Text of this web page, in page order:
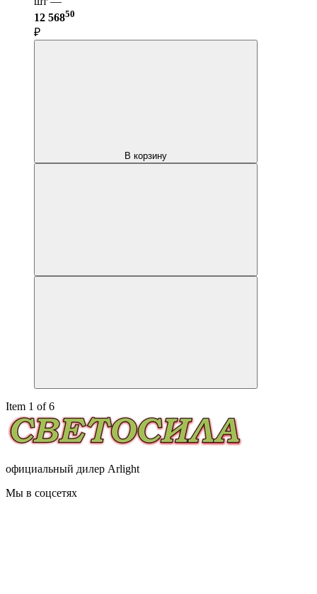
12 56850
₽
В корзину
Item 1 of 6
официальный дилер Arlight
Мы в соцсетях